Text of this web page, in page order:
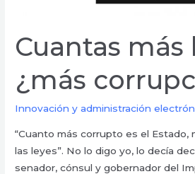
Cuantas más
¿más
Innovación y administración
“Cuanto más corrupto es el Estado,
las leyes”. No lo digo yo, lo decía
senador, cónsul y gobernador del